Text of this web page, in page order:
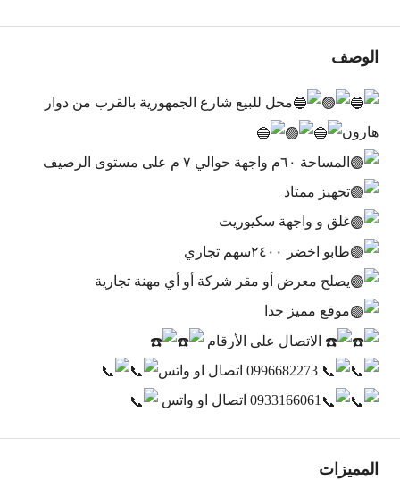
الوصف
محل للبيع شارع الجمهورية بالقرب من دوار
هارون
المساحة ٦٠م واجهة حوالي ٧ م على مستوى الرصيف
تجهيز ممتاذ
غلق و واجهة سكيوريت
طابو اخضر ٢٤٠٠سهم تجاري
يصلح معرض أو مقر شركة أو أي مهنة تجارية
موقع مميز جدا
الاتصال على الأرقام
0933166061 اتصال او واتس
المميزات